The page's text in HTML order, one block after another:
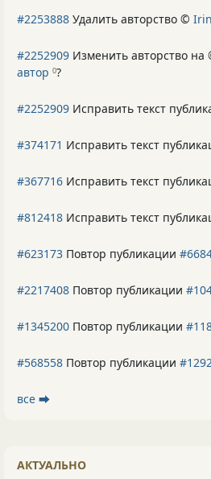
#2253888 Удалить авторство ©
#2252909 Изменить авторство на
автор 0?
#2252909 Исправить текст
#374171 Исправить текст
#367716 Исправить текст
#812418 Исправить текст
#623173 Повтор публикации
#2217408 Повтор публикации
#1345200 Повтор публикации
#568558 Повтор публикации
все ⮕
АКТУАЛЬНО